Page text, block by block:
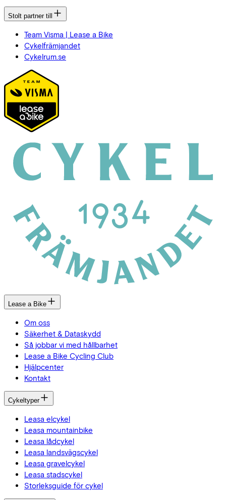
Stolt partner till
Team Visma | Lease a Bike
Cykelfrämjandet
Cykelrum.se
Lease a Bike
Om oss
Säkerhet & Dataskydd
Så jobbar vi med hållbarhet
Lease a Bike Cycling Club
Hjälpcenter
Kontakt
Cykeltyper
Leasa elcykel
Leasa mountainbike
Leasa lådcykel
Leasa landsvägscykel
Leasa gravelcykel
Leasa stadscykel
Storleksguide för cykel